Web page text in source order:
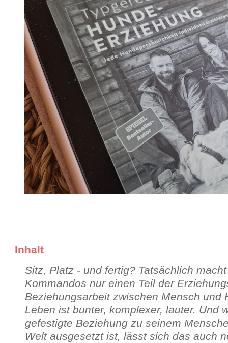
Inhalt
Sitz, Platz - und fertig? Tatsächlich
Kommandos nur einen Teil der
Beziehungsarbeit zwischen Mensch und
Leben ist bunter, komplexer, lauter. Und
gefestigte Beziehung zu seinem
Welt ausgesetzt ist, lässt sich das auch